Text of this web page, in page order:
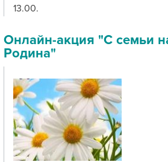
13.00.
Онлайн-акция "С семьи
Родина"